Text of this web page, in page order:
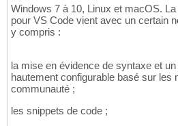
Windows 7 à 10, Linux et macOS.
pour VS Code vient avec un certain
y compris :
la mise en évidence de syntaxe et
hautement configurable basé sur les
communauté ;
les snippets de code ;